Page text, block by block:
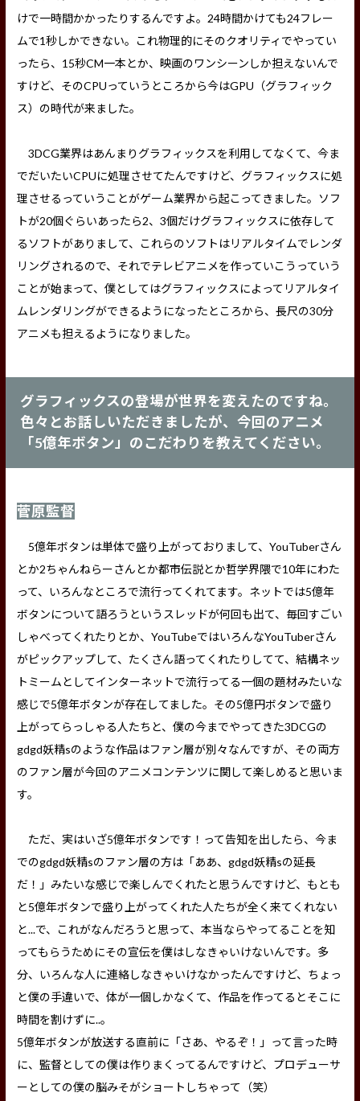
けで一時間かかったりするんですよ。24時間かけても24フレー
ムで1秒しかできない。これ物理的にそのクオリティでやってい
ったら、15秒CM一本とか、映画のワンシーンしか担えないんで
すけど、そのCPUっていうところから今はGPU（グラフィック
ス）の時代が来ました。
3DCG業界はあんまりグラフィックスを利用してなくて、今ま
でだいたいCPUに処理させてたんですけど、グラフィックスに処
理させるっていうことがゲーム業界から起こってきました。ソフ
トが20個ぐらいあったら2、3個だけグラフィックスに依存して
るソフトがありまして、これらのソフトはリアルタイムでレンダ
リングされるので、それでテレビアニメを作っていこうっていう
ことが始まって、僕としてはグラフィックスによってリアルタイ
ムレンダリングができるようになったところから、長尺の30分
アニメも担えるようになりました。
グラフィックスの登場が世界を変えたのですね。
色々とお話しいただきましたが、今回のアニメ
「5億年ボタン」のこだわりを教えてください。
菅原監督
5億年ボタンは単体で盛り上がっておりまして、YouTuberさん
とか2ちゃんねらーさんとか都市伝説とか哲学界隈で10年にわた
って、いろんなところで流行ってくれてます。ネットでは5億年
ボタンについて語ろうというスレッドが何回も出て、毎回すごい
しゃべってくれたりとか、YouTubeではいろんなYouTuberさん
がピックアップして、たくさん語ってくれたりしてて、結構ネッ
トミームとしてインターネットで流行ってる一個の題材みたいな
感じで5億年ボタンが存在してました。その5億円ボタンで盛り
上がってらっしゃる人たちと、僕の今までやってきた3DCGの
gdgd妖精sのような作品はファン層が別々なんですが、その両方
のファン層が今回のアニメコンテンツに関して楽しめると思いま
す。
ただ、実はいざ5億年ボタンです！って告知を出したら、今ま
でのgdgd妖精sのファン層の方は「ああ、gdgd妖精sの延長
だ！」みたいな感じで楽しんでくれたと思うんですけど、もとも
と5億年ボタンで盛り上がってくれた人たちが全く来てくれない
と...で、これがなんだろうと思って、本当ならやってることを知
ってもらうためにその宣伝を僕はしなきゃいけないんです。多
分、いろんな人に連絡しなきゃいけなかったんですけど、ちょっ
と僕の手違いで、体が一個しかなくて、作品を作ってるとそこに
時間を割けずに..。
5億年ボタンが放送する直前に「さあ、やるぞ！」って言った時
に、監督としての僕は作りまくってるんですけど、プロデューサ
ーとしての僕の脳みそがショートしちゃって（笑）